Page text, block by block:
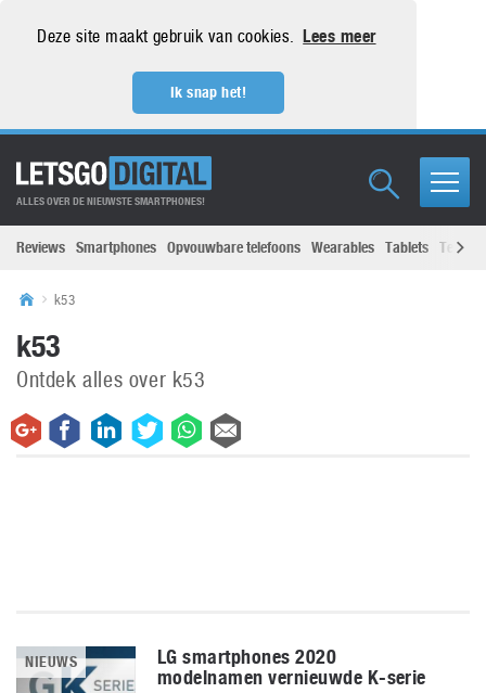
Deze site maakt gebruik van cookies. Lees meer
Ik snap het!
ALLES OVER DE NIEUWSTE SMARTPHONES!
Reviews Smartphones Opvouwbare telefoons Wearables Tablets
k53
k53
Ontdek alles over k53
NIEUWS
LG smartphones 2020
modelnamen vernieuwde K-serie